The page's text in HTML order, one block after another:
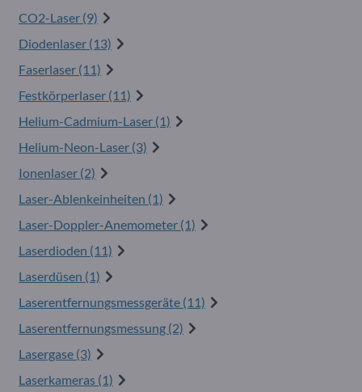
CO2-Laser (9)
Diodenlaser (13)
Faserlaser (11)
Festkörperlaser (11)
Helium-Cadmium-Laser (1)
Helium-Neon-Laser (3)
Ionenlaser (2)
Laser-Ablenkeinheiten (1)
Laser-Doppler-Anemometer (1)
Laserdioden (11)
Laserdüsen (1)
Laserentfernungsmessgeräte (11)
Laserentfernungsmessung (2)
Lasergase (3)
Laserkameras (1)